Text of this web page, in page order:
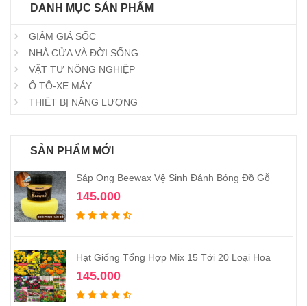
DANH MỤC SẢN PHẨM
GIẢM GIÁ SỐC
NHÀ CỬA VÀ ĐỜI SỐNG
VẬT TƯ NÔNG NGHIỆP
Ô TÔ-XE MÁY
THIẾT BỊ NĂNG LƯỢNG
SẢN PHẨM MỚI
Sáp Ong Beewax Vệ Sinh Đánh Bóng Đồ Gỗ
145.000
Hạt Giống Tổng Hợp Mix 15 Tới 20 Loại Hoa
145.000